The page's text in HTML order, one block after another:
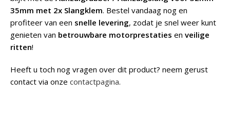
35mm met 2x Slangklem. Bestel vandaag nog en
profiteer van een snelle levering, zodat je snel weer kunt
genieten van betrouwbare motorprestaties en veilige
ritten!
Heeft u toch nog vragen over dit product? neem gerust
contact via onze contactpagina.